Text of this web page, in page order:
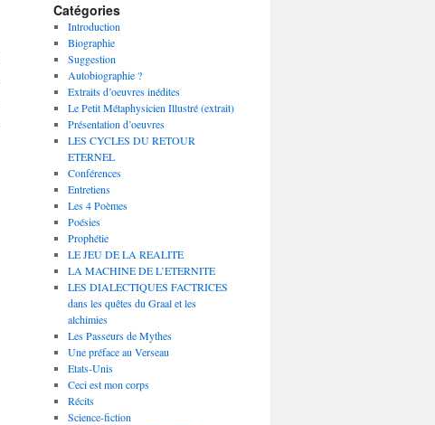
Catégories
Introduction
Biographie
Suggestion
Autobiographie ?
Extraits d’oeuvres inédites
Le Petit Métaphysicien Illustré (extrait)
Présentation d’oeuvres
LES CYCLES DU RETOUR
ETERNEL
Conférences
Entretiens
Les 4 Poèmes
Poésies
Prophétie
LE JEU DE LA REALITE
LA MACHINE DE L’ETERNITE
LES DIALECTIQUES FACTRICES
dans les quêtes du Graal et les
alchimies
Les Passeurs de Mythes
Une préface au Verseau
Etats-Unis
Ceci est mon corps
Récits
Science-fiction